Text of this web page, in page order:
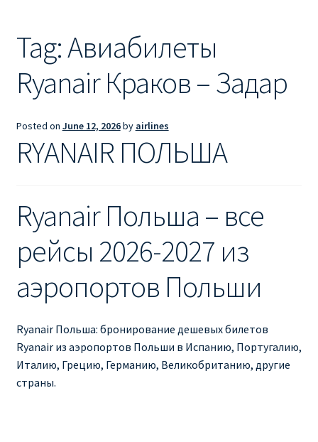
RYANAIR ИЗ РИГИ
Ryanair из Стокгольма
Ryanair из Тампере
БРНО
Ryanair изменение имени
Ryanair изменения
Ryanair изменить дату
Ryanair изменить фамилию
Tag:Авиабилеты
Ryanair Краков – Задар
Posted on June 12, 2026by airlines
RYANAIR ПОЛЬША
Ryanair Польша – все
рейсы 2026-2027 из
аэропортов Польши
Ryanair Польша: бронирование дешевых билетов
Ryanair из аэропортов Польши в Испанию, Португалию,
Италию, Грецию, Германию, Великобританию, другие
страны.